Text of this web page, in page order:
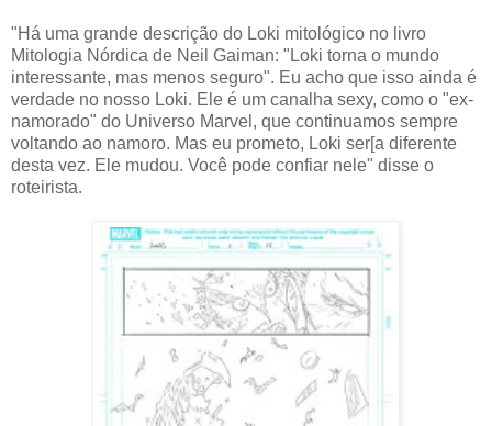
"Há uma grande descrição do Loki mitológico no livro
Mitologia Nórdica de Neil Gaiman: "Loki torna o mundo
interessante, mas menos seguro". Eu acho que isso ainda é
verdade no nosso Loki. Ele é um canalha sexy, como o "ex-
namorado" do Universo Marvel, que continuamos sempre
voltando ao namoro. Mas eu prometo, Loki ser[a diferente
desta vez. Ele mudou. Você pode confiar nele" disse o
roteirista.